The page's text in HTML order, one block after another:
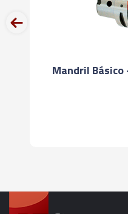
Mandril Básico
prev